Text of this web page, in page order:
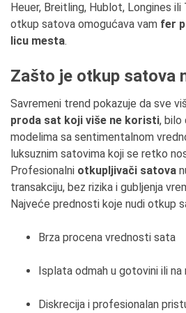
Heuer, Breitling, Hublot, Longines
otkup satova omogućava vam fer
licu mesta.
Zašto je otkup satova
Savremeni trend pokazuje da sve
proda sat koji više ne koristi, bilo
modelima sa sentimentalnom
luksuznim satovima koji se retko
Profesionalni otkupljivači satova
transakciju, bez rizika i gubljenja
Najveće prednosti koje nudi otkup
Brza procena vrednosti sata
Isplata odmah u gotovini ili na
Diskrecija i profesionalan